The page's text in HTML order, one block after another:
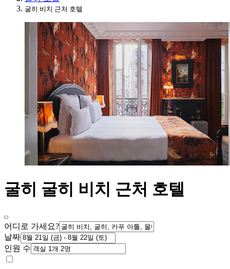
굴히 비치 근처 호텔
굴히 굴히 비치 근처 호텔
어디로 가세요?
날짜
인원 수